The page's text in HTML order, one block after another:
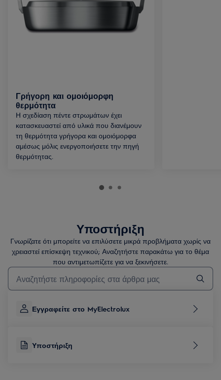
Γρήγορη και ομοιόμορφη
θερμότητα
Η σχεδίαση πέντε στρωμάτων έχει
κατασκευαστεί από υλικά που διανέμουν
τη θερμότητα γρήγορα και ομοιόμορφα
αμέσως μόλις ενεργοποιήσετε την πηγή
θερμότητας.
Υποστήριξη
Γνωρίζατε ότι μπορείτε να επιλύσετε μικρά προβλήματα χωρίς να
χρειαστεί επίσκεψη τεχνικού; Αναζητήστε παρακάτω για το θέμα
που αντιμετωπίζετε για να ξεκινήσετε.
Τύπος για αναζήτηση άρθρων υποστήριξης
Εγγραφείτε στο MyElectrolux
Υποστήριξη